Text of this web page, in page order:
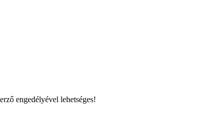
engedélyével lehetséges!